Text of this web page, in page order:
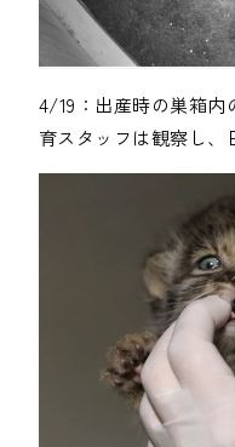
4/19：出産時の巣箱内
育スタッフは観察し、